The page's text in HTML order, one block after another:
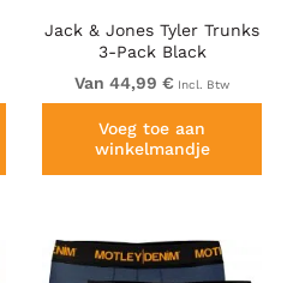
Jack & Jones Tyler Trunks
3-Pack Black
Van 44,99 € Incl. Btw
Voeg toe aan
winkelmandje